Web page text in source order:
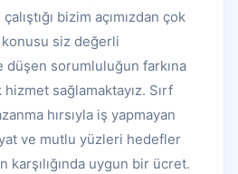
bizim açımızdan çok
siz değerli
sorumluluğun farkına
sağlamaktayız. Sırf
hırsıyla iş yapmayan
ve mutlu yüzleri hedefler
uygun bir ücret.